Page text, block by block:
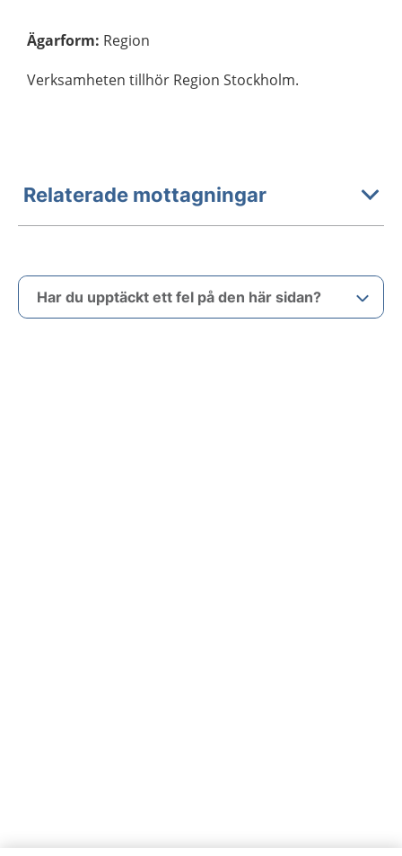
Ägarform: Region
Verksamheten tillhör Region Stockholm.
Relaterade mottagningar
Har du upptäckt ett fel på den här sidan?